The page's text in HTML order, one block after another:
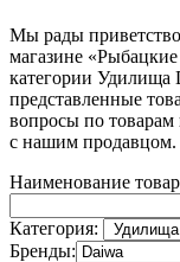
Мы рады
магазине
категории Удилища
представленные
вопросы по
с нашим продавцом.
Наименование
Категория:
Бренды: